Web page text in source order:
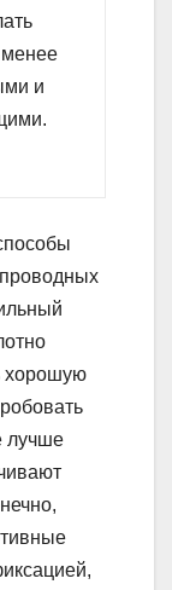
и
хорошую
лучше